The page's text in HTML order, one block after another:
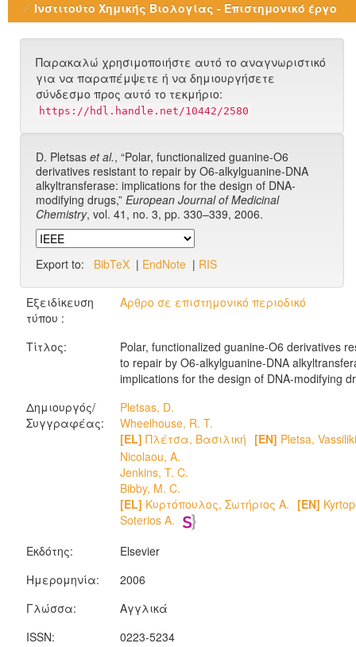
Ινστιτούτο Χημικής Βιολογίας - Επιστημονικό έργο
Παρακαλώ χρησιμοποιήστε αυτό το αναγνωριστικό
για να παραπέμψετε ή να δημιουργήσετε
σύνδεσμο προς αυτό το τεκμήριο:
https://hdl.handle.net/10442/2580
D. Pletsas et al., “Polar, functionalized guanine-O6
derivatives resistant to repair by O6-alkylguanine-DNA
alkyltransferase: implications for the design of DNA-
modifying drugs,” European Journal of Medicinal
Chemistry, vol. 41, no. 3, pp. 330–339, 2006.
Export to: BibTeX | EndNote | RIS
Εξειδίκευση
τύπου :
Άρθρο σε επιστημονικό περιοδικό
Τίτλος:
Polar, functionalized guanine-O6 derivatives
to repair by O6-alkylguanine-DNA
implications for the design of DNA-modifying
Δημιουργός/
Συγγραφέας:
Pletsas, D.
Wheelhouse, R. T.
[EL] Πλέτσα, Βασιλική [EN] Pletsa, Vassiliki
Nicolaou, A.
Jenkins, T. C.
Bibby, M. C.
[EL] Κυρτόπουλος, Σωτήριος Α. [EN]
Soterios A.
Εκδότης:
Elsevier
Ημερομηνία:
2006
Γλώσσα:
Αγγλικά
ISSN:
0223-5234